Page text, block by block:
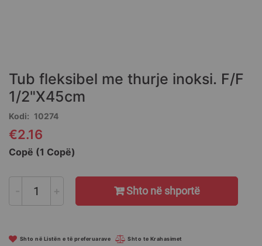
beginning
of
the
images
gallery
Tub fleksibel me thurje inoksi. F/F
1/2"X45cm
Kodi 10274
€2.16
Copë (1 Copë)
- + Shto në shportë
Shto në Listën e të preferuarave Shto te Krahasimet